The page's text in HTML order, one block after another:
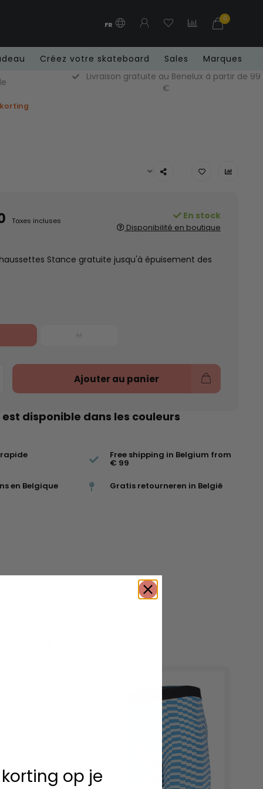
FR
0
Créez votre skateboard Sales
Marques
Livraison gratuite au Benelux à partir de 99
€
Taxes incluses En stock
Disponibilité en boutique
Stance gratuite jusqu'à épuisement des
Ajouter au panier
disponible dans les couleurs
Free shipping in Belgium from
€ 99
en Belgique Gratis retourneren in België
op je